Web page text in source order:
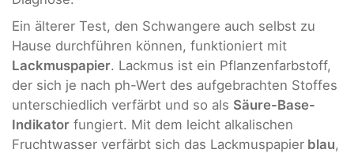
Ein älterer Test, den Schwangere auch selbst zu
Hause durchführen können, funktioniert mit
Lackmuspapier. Lackmus ist ein Pflanzenfarbstoff,
der sich je nach ph-Wert des aufgebrachten Stoffes
unterschiedlich verfärbt und so als Säure-Base-
Indikator fungiert. Mit dem leicht alkalischen
Fruchtwasser verfärbt sich das Lackmuspapier blau,